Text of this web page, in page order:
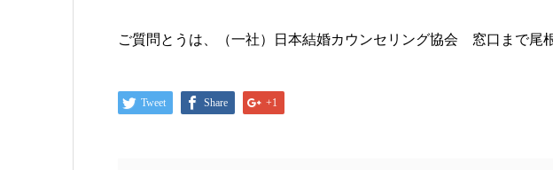
ご質問とうは、（一社）日本結婚カウンセリング協会 窓口まで尾
Tweet Share +1